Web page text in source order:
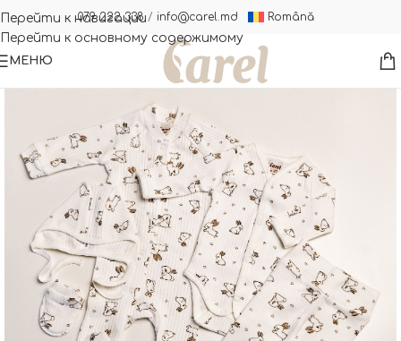
Перейти к навигации
Перейти к основному содержимому
079 222 338/ info@carel.md Română
МЕНЮ